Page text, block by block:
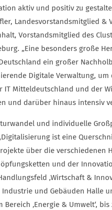
aktiv und positiv zu
Landesvorstandsmitglied
Vorstandsmitglied des
„Eine besonders große
ein großer
Digitale Verwaltung,
IT Mitteldeutschland und der
und darüber hinaus intensiv
und individuelle
ist eine
über die verschiedenen
und der
‚Wirtschaft &
und Gebäuden Halle
‚Energie & Umwelt‘, bis